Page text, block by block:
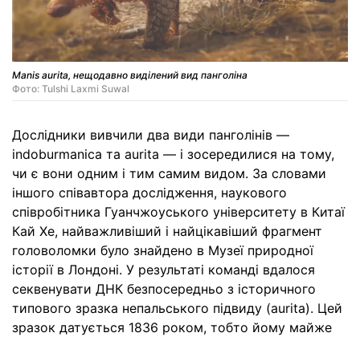
Manis aurita, нещодавно виділений вид панголіна
Фото: Tulshi Laxmi Suwal
Дослідники вивчили два види панголінів —
indoburmanica та aurita — і зосередилися на тому,
чи є вони одним і тим самим видом. За словами
іншого співавтора дослідження, наукового
співробітника Гуанчжоуського університету в Китаї
Кай Хе, найважливіший і найцікавіший фрагмент
головоломки було знайдено в Музеї природної
історії в Лондоні. У результаті команді вдалося
секвенувати ДНК безпосередньо з історичного
типового зразка непальського підвиду (aurita). Цей
зразок датується 1836 роком, тобто йому майже